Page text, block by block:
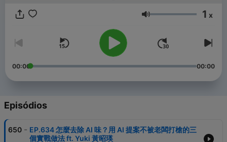
的生活。我希望你在這裡，可以認識更多的好書，找到你的下一本
📚 關於「閱讀前哨站」
部落格 https://readingoutpost.com/
聯絡我 https://readingoutpost.com/contact/
贊助瓦基 https://readingoutpost.com/support/
Powered by
Volume 1 x
00:00 00:00
Episódios
650 - EP.634 怎麼去除 AI 味？用 AI 提案不被老闆打槍的三
個實戰做法 ft. Yuki 黃昭瑛